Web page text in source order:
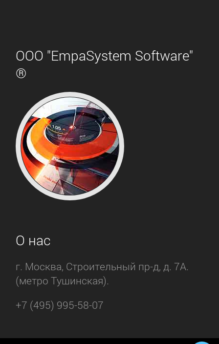
ООО "EmpaSystem Software"
®
О нас
г. Москва, Строительный пр-д, д. 7А.
(метро Тушинская).
+7 (495) 995-58-07